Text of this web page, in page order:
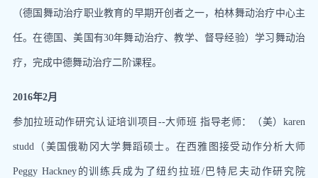
（德国舞动治疗职业教育的早期开创者之一，柏林舞动治疗中心主
任。在德国、美国有30年舞动治疗、教学、督导经验）学习舞动治
疗，完成中德舞动治疗二阶课程。
2016年2月
参加拉班动作研究认证培训项目--大师班 指导老师：（美）karen
studd（美国俄勒冈大学舞蹈硕士。在西雅图接受动作分析大师
Peggy Hackney的训练兵成为了纽约拉班/巴特尼夫动作研究院